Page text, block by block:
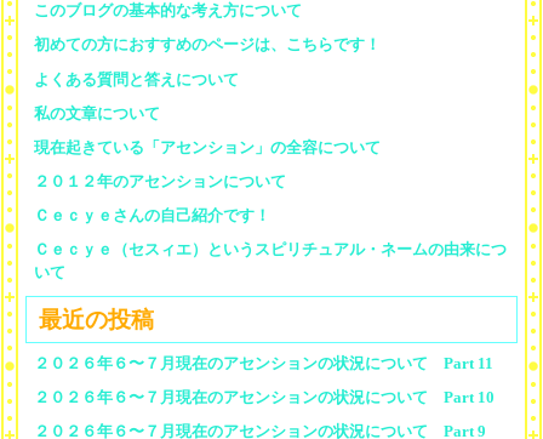
このブログの基本的な考え方について
初めての方におすすめのページは、こちらです！
よくある質問と答えについて
私の文章について
現在起きている「アセンション」の全容について
２０１２年のアセンションについて
Ｃｅｃｙｅさんの自己紹介です！
Ｃｅｃｙｅ（セスィエ）というスピリチュアル・ネームの由来につ
いて
最近の投稿
２０２６年６〜７月現在のアセンションの状況について Part 11
２０２６年６〜７月現在のアセンションの状況について Part 10
２０２６年６〜７月現在のアセンションの状況について Part 9